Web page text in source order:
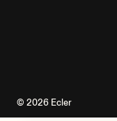
© 2026 Ecler